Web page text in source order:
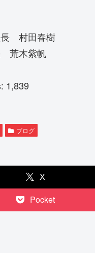
長 村田春樹
荒木紫帆
1,839
ブログ
X
Pocket